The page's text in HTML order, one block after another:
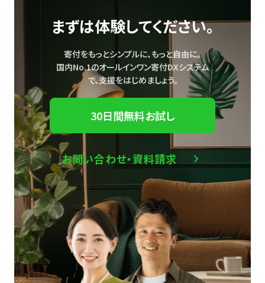
まずは体験してください。
寄付をもっとシンプルに、もっと自由に。
国内No.1のオールインワン寄付DXシステム
で、支援をはじめましょう。
30日間無料お試し
お問い合わせ・資料請求